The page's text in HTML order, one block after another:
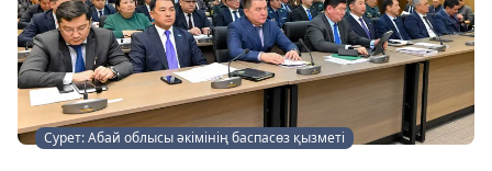
Сурет: Абай облысы әкімінің баспасөз қызметі